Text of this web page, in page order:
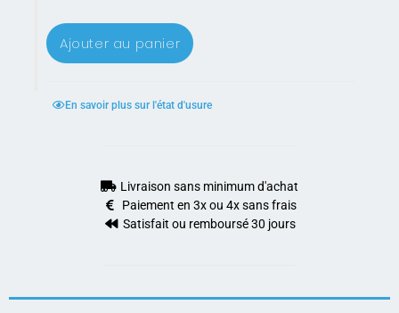
Ajouter au panier
En savoir plus sur l'état d'usure
Livraison sans minimum d'achat
Paiement en 3x ou 4x sans frais
Satisfait ou remboursé 30 jours